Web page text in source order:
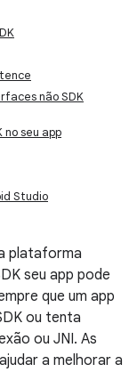
não SDK
seu app
Studio
plataforma
seu app pode
que um app
ou tenta
ou JNI. As
a melhorar a